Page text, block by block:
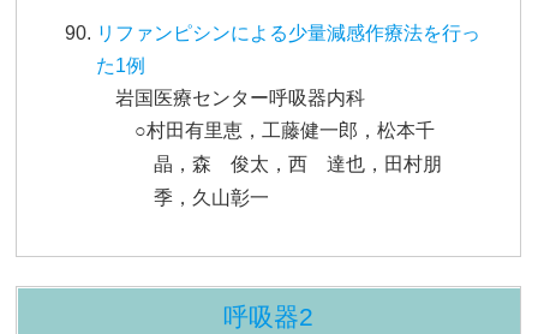
リファンピシンによる少量減感作療法を行っ
た1例
岩国医療センター呼吸器内科
○村田有里恵，工藤健一郎，松本千
晶，森 俊太，西 達也，田村朋
季，久山彰一
呼吸器2